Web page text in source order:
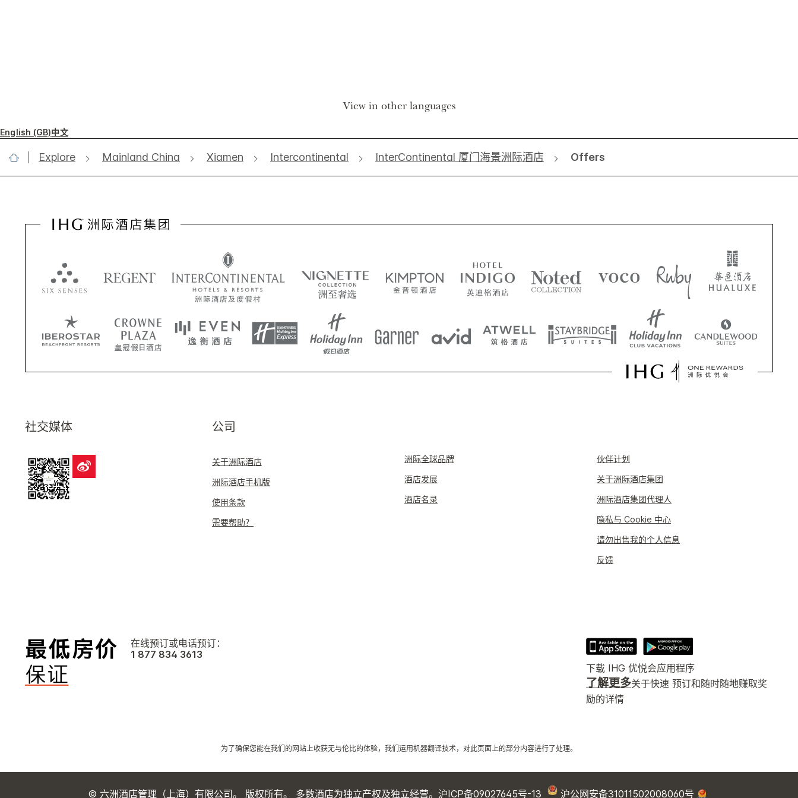
View in other languages
English (GB)中文
Explore Mainland China Xiamen Intercontinental InterContinental 厦门海景洲际酒店 Offers
社交媒体 公司
关于洲际酒店
洲际酒店手机版
使用条款
需要帮助？
洲际全球品牌
酒店发展
酒店名录
伙伴计划
关于洲际酒店集团
洲际酒店集团代理人
隐私与 Cookie 中心
请勿出售我的个人信息
反馈
在线预订或电话预订：
1 877 834 3613
下载 IHG 优悦会应用程序
了解更多关于快速 预订和随时随地赚取奖
励的详情
为了确保您能在我们的网站上收获无与伦比的体验，我们运用机器翻译技术，对此页面上的部分内容进行了处理。
© 六洲酒店管理（上海）有限公司。 版权所有。 多数酒店为独立产权及独立经营。沪ICP备09027645号-13 沪公网安备31011502008060号